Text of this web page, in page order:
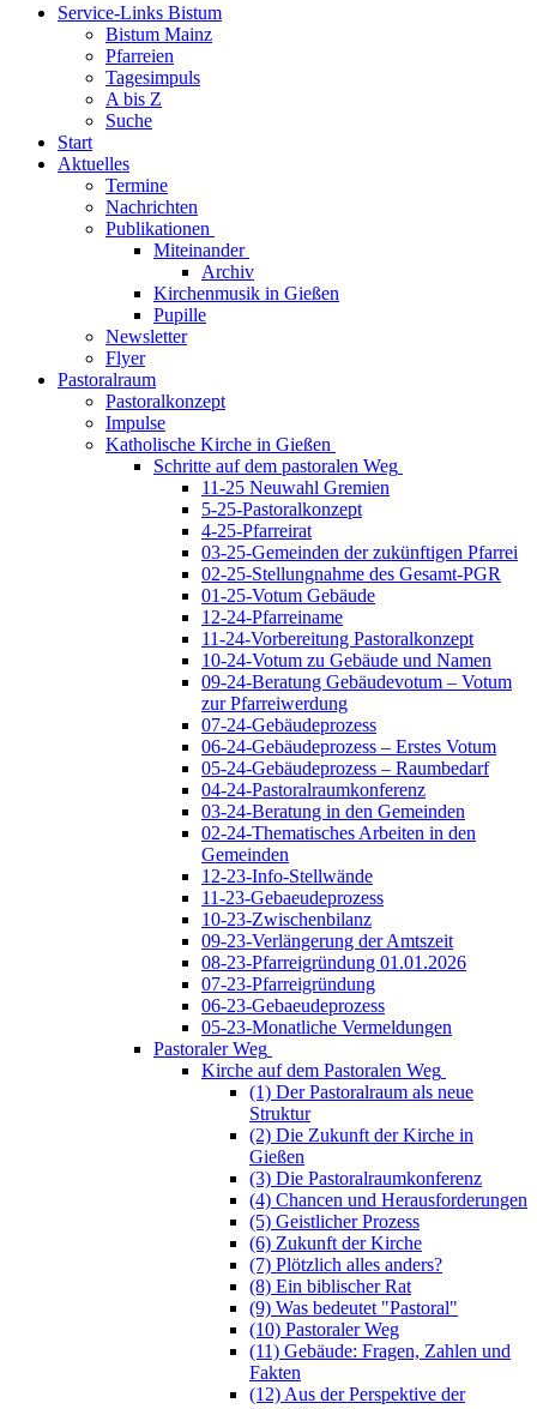
Service-Links Bistum
Bistum Mainz
Pfarreien
Tagesimpuls
A bis Z
Suche
Start
Aktuelles
Termine
Nachrichten
Publikationen
Miteinander
Archiv
Kirchenmusik in Gießen
Pupille
Newsletter
Flyer
Pastoralraum
Pastoralkonzept
Impulse
Katholische Kirche in Gießen
Schritte auf dem pastoralen Weg
11-25 Neuwahl Gremien
5-25-Pastoralkonzept
4-25-Pfarreirat
03-25-Gemeinden der zukünftigen Pfarrei
02-25-Stellungnahme des Gesamt-PGR
01-25-Votum Gebäude
12-24-Pfarreiname
11-24-Vorbereitung Pastoralkonzept
10-24-Votum zu Gebäude und Namen
09-24-Beratung Gebäudevotum – Votum
zur Pfarreiwerdung
07-24-Gebäudeprozess
06-24-Gebäudeprozess – Erstes Votum
05-24-Gebäudeprozess – Raumbedarf
04-24-Pastoralraumkonferenz
03-24-Beratung in den Gemeinden
02-24-Thematisches Arbeiten in den
Gemeinden
12-23-Info-Stellwände
11-23-Gebaeudeprozess
10-23-Zwischenbilanz
09-23-Verlängerung der Amtszeit
08-23-Pfarreigründung 01.01.2026
07-23-Pfarreigründung
06-23-Gebaeudeprozess
05-23-Monatliche Vermeldungen
Pastoraler Weg
Kirche auf dem Pastoralen Weg
(1) Der Pastoralraum als neue
Struktur
(2) Die Zukunft der Kirche in
Gießen
(3) Die Pastoralraumkonferenz
(4) Chancen und Herausforderungen
(5) Geistlicher Prozess
(6) Zukunft der Kirche
(7) Plötzlich alles anders?
(8) Ein biblischer Rat
(9) Was bedeutet "Pastoral"
(10) Pastoraler Weg
(11) Gebäude: Fragen, Zahlen und
Fakten
(12) Aus der Perspektive der